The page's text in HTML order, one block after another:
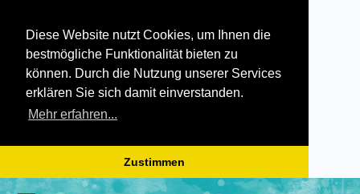
Diese Website nutzt Cookies, um Ihnen die
bestmögliche Funktionalität bieten zu
können. Durch die Nutzung unserer Services
erklären Sie sich damit einverstanden.
Mehr erfahren...
Zustimmen
Skip